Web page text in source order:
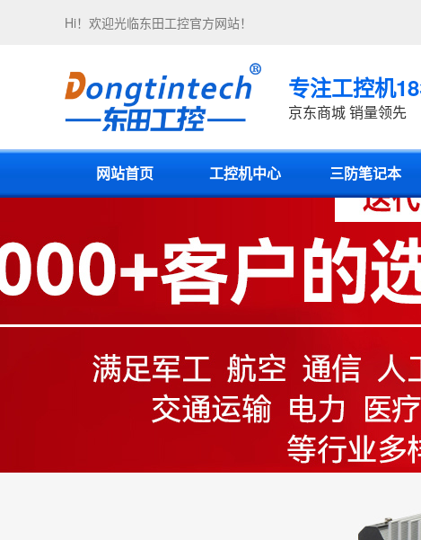
Hi！欢迎光临东田工控官方网站！
专注工控机
京东商城 销量领先
网站首页 工控机中心 三防笔记本